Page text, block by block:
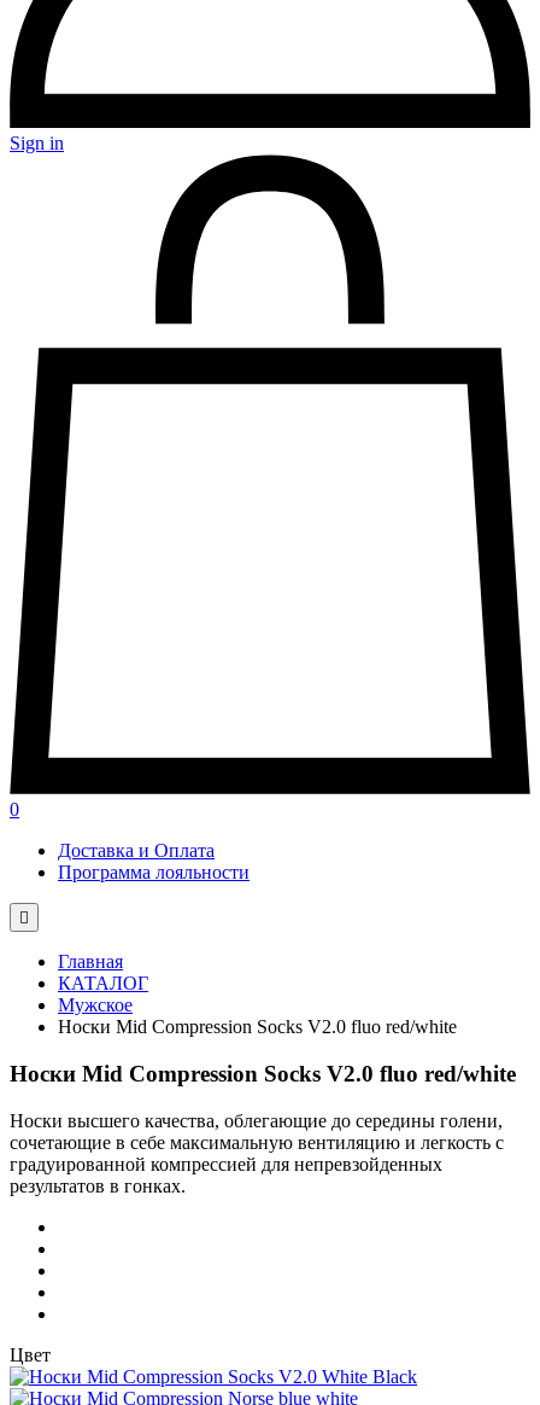
Sign in
0
Доставка и Оплата
Программа лояльности

Главная
КАТАЛОГ
Мужское
Носки Mid Compression Socks V2.0 fluo red/white
Носки Mid Compression Socks V2.0 fluo red/white
Носки высшего качества, облегающие до середины голени,
сочетающие в себе максимальную вентиляцию и легкость с
градуированной компрессией для непревзойденных
результатов в гонках.
Цвет